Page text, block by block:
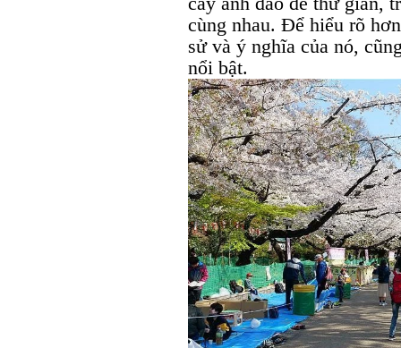
cùng nhau. Để hiểu rõ
sử và ý nghĩa của nó,
nổi bật.